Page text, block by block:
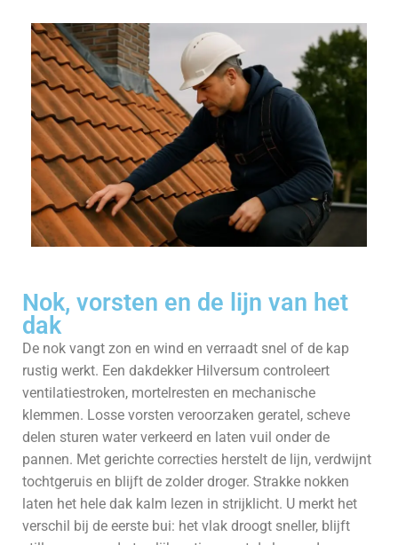
Nok, vorsten en de lijn van het
dak
De nok vangt zon en wind en verraadt snel of de kap
rustig werkt. Een dakdekker Hilversum controleert
ventilatiestroken, mortelresten en mechanische
klemmen. Losse vorsten veroorzaken geratel, scheve
delen sturen water verkeerd en laten vuil onder de
pannen. Met gerichte correcties herstelt de lijn, verdwijnt
tochtgeruis en blijft de zolder droger. Strakke nokken
laten het hele dak kalm lezen in strijklicht. U merkt het
verschil bij de eerste bui: het vlak droogt sneller, blijft